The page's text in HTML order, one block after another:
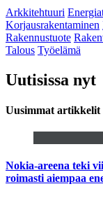
Arkkitehtuuri
Korjausrakentaminen
Rakennustuote
Talous Työelämä
Uutisissa nyt
Uusimmat artikkelit
Nokia-areena teki
roimasti aiempaa